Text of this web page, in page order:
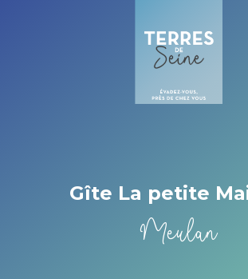
Gîte La petite
Meulan